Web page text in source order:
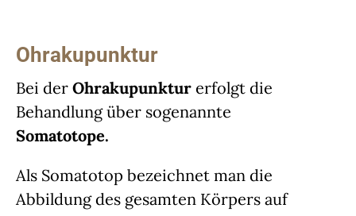
Ohrakupunktur
Bei derOhrakupunktur erfolgt die
Behandlung über sogenannte
Somatotope.
Als Somatotop bezeichnet man die
Abbildung des gesamten Körpers auf